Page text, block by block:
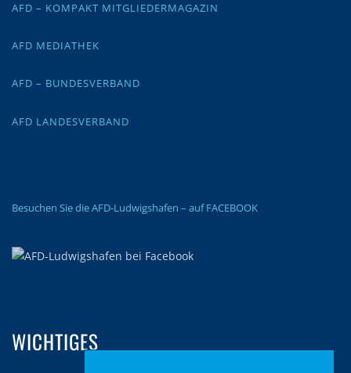
AFD – KOMPAKT MITGLIEDERMAGAZIN
AFD MEDIATHEK
AFD – BUNDESVERBAND
AFD LANDESVERBAND
Besuchen Sie die AFD-Ludwigshafen – auf FACEBOOK
WICHTIGES